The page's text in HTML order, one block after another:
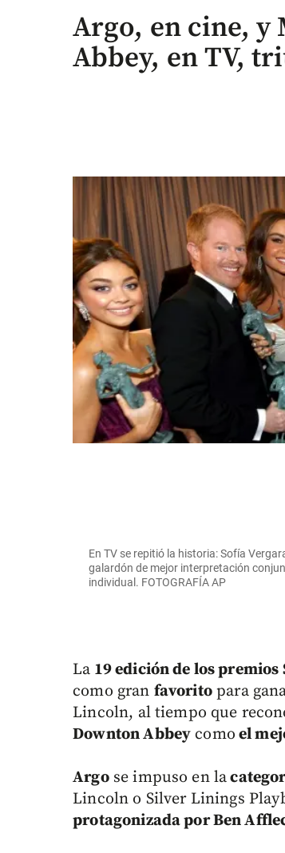
Argo, en cine, y
Abbey, en TV,
En TV se repitió la historia: Sofía
galardón de mejor interpretación
individual. FOTOGRAFÍA AP
La 19 edición de los premios
como gran favoritopara
Lincoln, al tiempo que
Downton Abbey como el
Argose impuso en la
Lincoln o Silver Linings
protagonizada por Ben